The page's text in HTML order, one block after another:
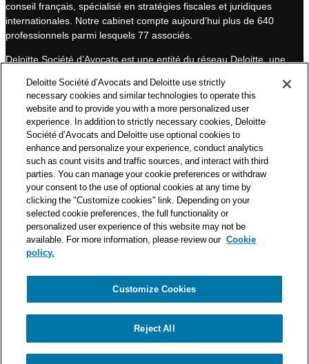
d
I
n
b
e
conseil français, spécialisé en stratégies fiscales et juridiques
internationales. Notre cabinet compte aujourd’hui plus de 640
professionnels parmi lesquels 77 associés.
Deloitte Société d’Avocats est une entité du réseau Deloitte, une
professionnels et à ce titre, travaille avec les 50 000 fiscalistes
et juristes de Deloitte situés dans 150 pays.
Les informations contenues sur ce blog ont pour objectif
d’informer ses lecteurs de manière générale. Elles ne peuvent
en aucun cas se substituer à un conseil délivré par un
professionnel en fonction d’une situation donnée. Un soin
particulier est apporté à la rédaction de nos articles, néanmoins
Deloitte Société d’Avocats décline toute responsabilité relative
aux éventuelles erreurs et omissions qu’ils pourraient contenir.​
Politique de confidentialité
Mentions légales
© Deloitte Société d’Avocats. Une entité du réseau Deloitte.
Deloitte Société d’Avocats and Deloitte use strictly
necessary cookies and similar technologies to operate this
website and to provide you with a more personalized user
experience. In addition to strictly necessary cookies, Deloitte
Société d’Avocats and Deloitte use optional cookies to
enhance and personalize your experience, conduct analytics
such as count visits and traffic sources, and interact with third
parties. You can manage your cookie preferences or withdraw
your consent to the use of optional cookies at any time by
clicking the "Customize cookies" link. Depending on your
selected cookie preferences, the full functionality or
personalized user experience of this website may not be
available. For more information, please review our Cookie
policy.
Customize Cookies
Reject All